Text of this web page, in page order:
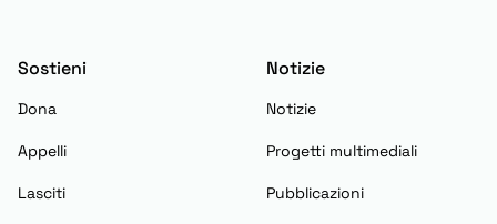
Sostieni
Dona
Appelli
Lasciti
Notizie
Notizie
Progetti multimediali
Pubblicazioni